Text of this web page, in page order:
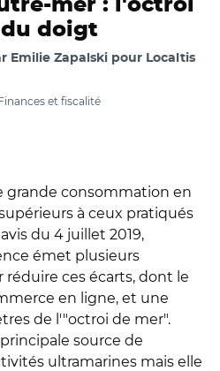
mer : l'octroi
doigt
Emilie Zapalski pour Localtis
et fiscalité
grande consommation en
à ceux pratiqués
du 4 juillet 2019,
émet plusieurs
ces écarts, dont le
en ligne, et une
de l'"octroi de mer".
source de
ultramarines mais elle